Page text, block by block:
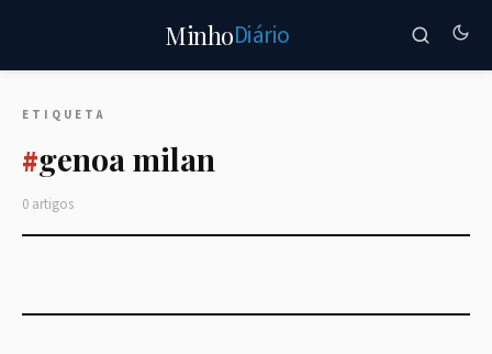
MinhoDiário
ETIQUETA
#genoa milan
0 artigos